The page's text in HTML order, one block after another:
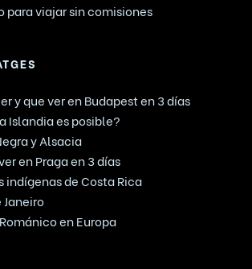
para viajar sin comisiones
y que ver en Budapest en 3 días
Islandia es posible?
y Alsacia
en Praga en 3 días
indígenas de Costa Rica
Janeiro
en Europa